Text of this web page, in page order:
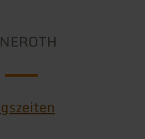
NEROTH